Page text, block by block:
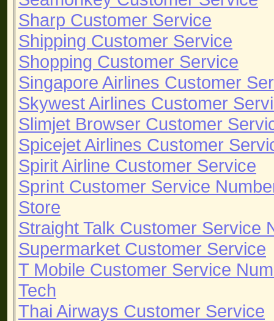
Sharp Customer Service
Shipping Customer Service
Shopping Customer Service
Singapore Airlines Customer
Skywest Airlines Customer
Slimjet Browser Customer
Spicejet Airlines Customer
Spirit Airline Customer Service
Sprint Customer Service
Store
Straight Talk Customer Service
Supermarket Customer Service
T Mobile Customer Service
Tech
Thai Airways Customer Service